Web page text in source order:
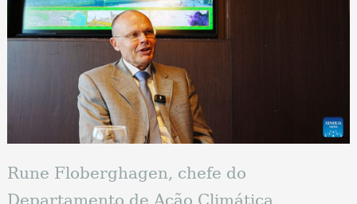
Rune Floberghagen, chefe do
Departamento de Ação Climática,